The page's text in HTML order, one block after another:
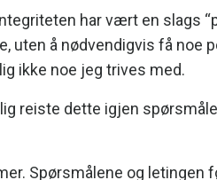
har vært en slags
uten å nødvendigvis få noe
ikke noe jeg trives med.
reiste dette igjen
Spørsmålene og letingen